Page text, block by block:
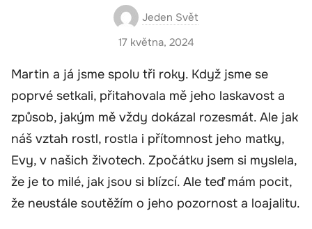
Jeden Svět
17 května, 2024
Martin a já jsme spolu tři roky. Když jsme se
poprvé setkali, přitahovala mě jeho laskavost a
způsob, jakým mě vždy dokázal rozesmát. Ale jak
náš vztah rostl, rostla i přítomnost jeho matky,
Evy, v našich životech. Zpočátku jsem si myslela,
že je to milé, jak jsou si blízcí. Ale teď mám pocit,
že neustále soutěžím o jeho pozornost a loajalitu.